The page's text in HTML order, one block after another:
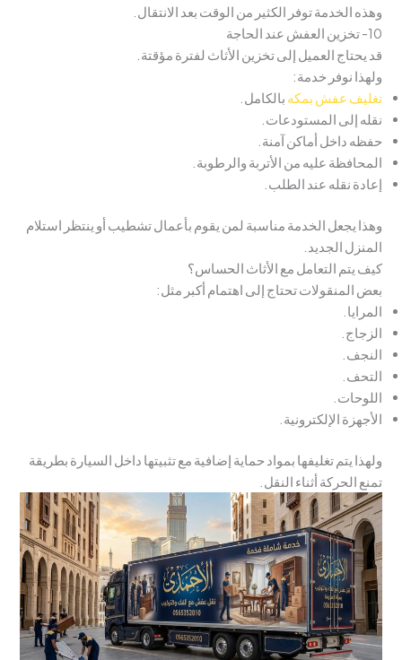
وهذه الخدمة توفر الكثير من الوقت بعد الانتقال.
10- تخزين العفش عند الحاجة
قد يحتاج العميل إلى تخزين الأثاث لفترة مؤقتة.
ولهذا نوفر خدمة:
تغليف عفش بمكه بالكامل.
نقله إلى المستودعات.
حفظه داخل أماكن آمنة.
المحافظة عليه من الأتربة والرطوبة.
إعادة نقله عند الطلب.
وهذا يجعل الخدمة مناسبة لمن يقوم بأعمال تشطيب أو ينتظر استلام
المنزل الجديد.
كيف يتم التعامل مع الأثاث الحساس؟
بعض المنقولات تحتاج إلى اهتمام أكبر مثل:
المرايا.
الزجاج.
النجف.
التحف.
اللوحات.
الأجهزة الإلكترونية.
ولهذا يتم تغليفها بمواد حماية إضافية مع تثبيتها داخل السيارة بطريقة
تمنع الحركة أثناء النقل.